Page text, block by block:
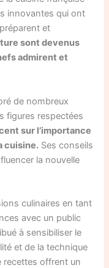
innovantes qui ont
et
sont devenus
admirent et
de nombreux
figures respectées
sur l’importance
cuisine. Ses conseils
la nouvelle
culinaires en tant
avec un public
à sensibiliser le
et de la technique
recettes offrent un